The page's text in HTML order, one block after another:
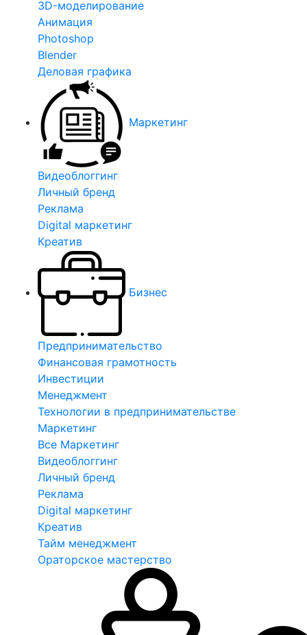
3D-моделирование
Анимация
Photoshop
Blender
Деловая графика
Маркетинг
Видеоблоггинг
Личный бренд
Реклама
Digital маркетинг
Креатив
Бизнес
Предпринимательство
Финансовая грамотность
Инвестиции
Менеджмент
Технологии в предпринимательстве
Маркетинг
Все Маркетинг
Видеоблоггинг
Личный бренд
Реклама
Digital маркетинг
Креатив
Тайм менеджмент
Ораторское мастерство